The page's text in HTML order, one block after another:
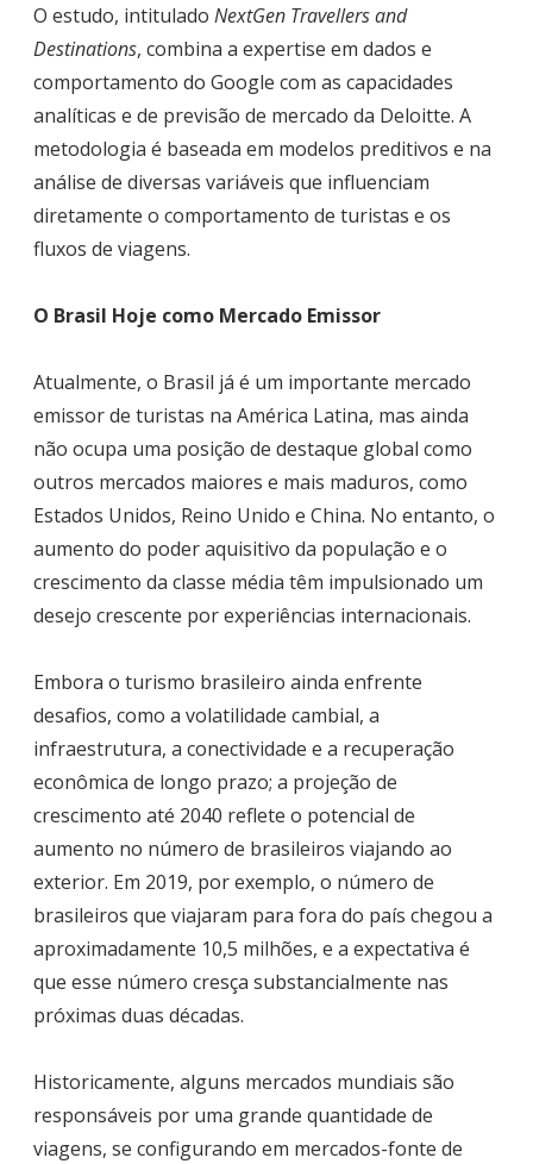
O estudo, intitulado NextGen Travellers and
Destinations, combina a expertise em dados e
comportamento do Google com as capacidades
analíticas e de previsão de mercado da Deloitte. A
metodologia é baseada em modelos preditivos e na
análise de diversas variáveis que influenciam
diretamente o comportamento de turistas e os
fluxos de viagens.
O Brasil Hoje como Mercado Emissor
Atualmente, o Brasil já é um importante mercado
emissor de turistas na América Latina, mas ainda
não ocupa uma posição de destaque global como
outros mercados maiores e mais maduros, como
Estados Unidos, Reino Unido e China. No entanto, o
aumento do poder aquisitivo da população e o
crescimento da classe média têm impulsionado um
desejo crescente por experiências internacionais.
Embora o turismo brasileiro ainda enfrente
desafios, como a volatilidade cambial, a
infraestrutura, a conectividade e a recuperação
econômica de longo prazo; a projeção de
crescimento até 2040 reflete o potencial de
aumento no número de brasileiros viajando ao
exterior. Em 2019, por exemplo, o número de
brasileiros que viajaram para fora do país chegou a
aproximadamente 10,5 milhões, e a expectativa é
que esse número cresça substancialmente nas
próximas duas décadas.
Historicamente, alguns mercados mundiais são
responsáveis por uma grande quantidade de
viagens, se configurando em mercados-fonte de